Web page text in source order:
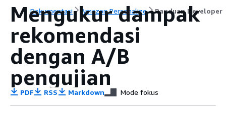
Dokumentasi Amazon Personalize Panduan Developer
Mengukur dampak
rekomendasi
dengan A/B
pengujian
PDF RSS Markdown Mode fokus